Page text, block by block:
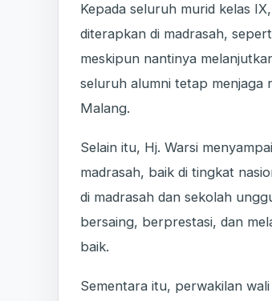
Kepada seluruh murid kelas
diterapkan di madrasah,
meskipun nantinya
seluruh alumni tetap menjaga
Malang.
Selain itu, Hj. Warsi
madrasah, baik di tingkat
di madrasah dan sekolah
bersaing, berprestasi, dan
baik.
Sementara itu, perwakilan